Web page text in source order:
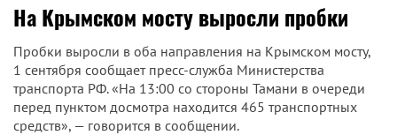
На Крымском мосту выросли пробки
Пробки выросли в оба направления на Крымском мосту,
1 сентября сообщает пресс-служба Министерства
транспорта РФ. «На 13:00 со стороны Тамани в очереди
перед пунктом досмотра находится 465 транспортных
средств», — говорится в сообщении.